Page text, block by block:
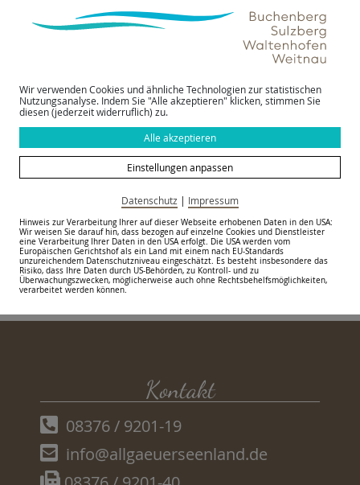
Kontakt zum Veranstalter
Made with ♥ by EO Heimat /
zurück zur Übersicht
Kontakt
08376 / 9201-19
info@allgaeuerseenland.de
Wir verwenden Cookies und ähnliche Technologien zur statistischen
Nutzungsanalyse. Indem Sie "Alle akzeptieren" klicken, stimmen Sie
diesen (jederzeit widerruflich) zu.
Alle akzeptieren
Einstellungen anpassen
Datenschutz | Impressum
Hinweis zur Verarbeitung Ihrer auf dieser Webseite erhobenen Daten in den USA:
Wir weisen Sie darauf hin, dass bezogen auf einzelne Cookies und Dienstleister
eine Verarbeitung Ihrer Daten in den USA erfolgt. Die USA werden vom
Europäischen Gerichtshof als ein Land mit einem nach EU-Standards
unzureichendem Datenschutzniveau eingeschätzt. Es besteht insbesondere das
Risiko, dass Ihre Daten durch US-Behörden, zu Kontroll- und zu
Überwachungszwecken, möglicherweise auch ohne Rechtsbehelfsmöglichkeiten,
verarbeitet werden können.